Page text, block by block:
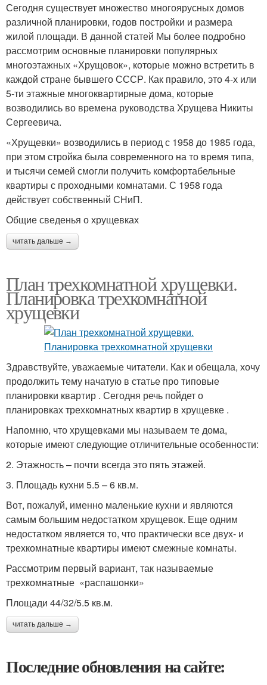
Сегодня существует множество многоярусных домов
различной планировки, годов постройки и размера
жилой площади. В данной статей Мы более подробно
рассмотрим основные планировки популярных
многоэтажных «Хрущовок», которые можно встретить в
каждой стране бывшего СССР. Как правило, это 4-х или
5-ти этажные многоквартирные дома, которые
возводились во времена руководства Хрущева Никиты
Сергеевича.
«Хрущевки» возводились в период с 1958 до 1985 года,
при этом стройка была современного на то время типа,
и тысячи семей смогли получить комфортабельные
квартиры с проходными комнатами. С 1958 года
действует собственный СНиП.
Общие сведенья о хрущевках
читать дальше →
План трехкомнатной хрущевки.
Планировка трехкомнатной
хрущевки
Здравствуйте, уважаемые читатели. Как и обещала, хочу
продолжить тему начатую в статье про типовые
планировки квартир . Сегодня речь пойдет о
планировках трехкомнатных квартир в хрущевке .
Напомню, что хрущевками мы называем те дома,
которые имеют следующие отличительные особенности:
2. Этажность – почти всегда это пять этажей.
3. Площадь кухни 5.5 – 6 кв.м.
Вот, пожалуй, именно маленькие кухни и являются
самым большим недостатком хрущевок. Еще одним
недостатком является то, что практически все двух- и
трехкомнатные квартиры имеют смежные комнаты.
Рассмотрим первый вариант, так называемые
трехкомнатные «распашонки»
Площади 44/32/5.5 кв.м.
читать дальше →
Последние обновления на сайте: